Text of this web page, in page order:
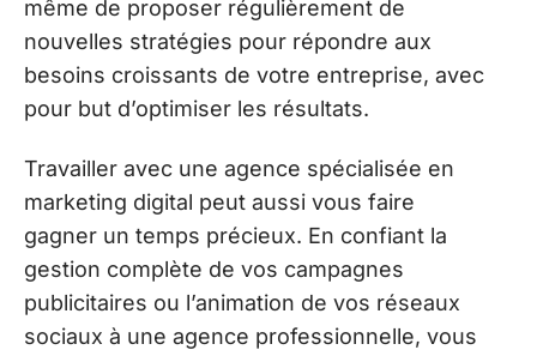
même de proposer régulièrement de
nouvelles stratégies pour répondre aux
besoins croissants de votre entreprise, avec
pour but d’optimiser les résultats.
Travailler avec une agence spécialisée en
marketing digital peut aussi vous faire
gagner un temps précieux. En confiant la
gestion complète de vos campagnes
publicitaires ou l’animation de vos réseaux
sociaux à une agence professionnelle, vous